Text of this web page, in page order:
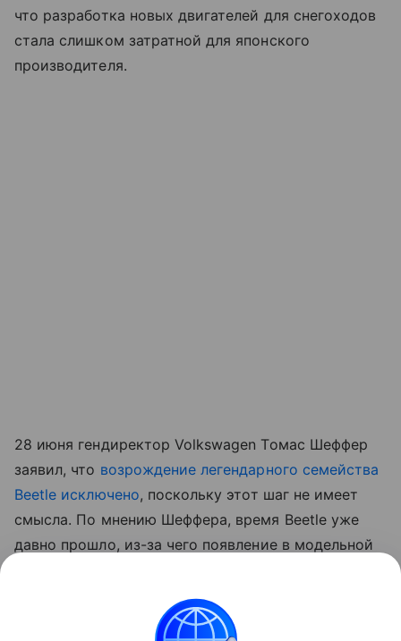
что разработка новых двигателей для снегоходов
стала слишком затратной для японского
производителя.
28 июня гендиректор Volkswagen Томас Шеффер
заявил, что возрождение легендарного семейства
Beetle исключено, поскольку этот шаг не имеет
смысла. По мнению Шеффера, время Beetle уже
давно прошло, из-за чего появление в модельной
бессмысленным. Шеффер считает, что попытки
производителя играть на ностальгии покупателя